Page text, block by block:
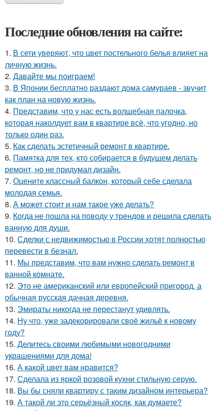
Последние обновления на сайте:
1. В сети уверяют, что цвет постельного белья влияет на
личную жизнь.
2. Давайте мы поиграем!
3. В Японии бесплатно раздают дома самураев - звучит
как план на новую жизнь.
4. Представим, что у нас есть волшебная палочка,
которая наколдует вам в квартире всё, что угодно, но
только один раз.
5. Как сделать эстетичный ремонт в квартире.
6. Памятка для тех, кто собирается в будущем делать
ремонт, но не придумал дизайн.
7. Оцените классный балкон, который себе сделала
молодая семья.
8. А может стоит и нам такое уже делать?
9. Когда не пошла на поводу у трендов и решила сделать
ванную для души.
10. Сделки с недвижимостью в России хотят полностью
перевести в безнал.
11. Мы представим, что вам нужно сделать ремонт в
ванной комнате.
12. Это не американский или европейский пригород, а
обычная русская дачная деревня.
13. Эмираты никогда не перестанут удивлять.
14. Ну что, уже задекорировали своё жильё к новому
году?
15. Делитесь своими любимыми новогодними
украшениями для дома!
16. А какой цвет вам нравится?
17. Сделала из яркой розовой кухни стильную серую.
18. Вы бы сняли квартиру с таким дизайном интерьера?
19. А такой ли это серьёзный косяк, как думаете?